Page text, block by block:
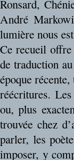
Ronsard,
André
lumière nous
Ce recueil
de traduction
époque
réécritures.
ou, plus
trouvée chez
parler, les
imposer, y